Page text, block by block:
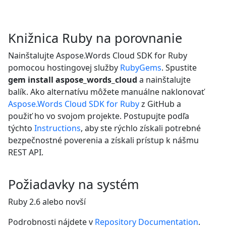
Knižnica Ruby na porovnanie
Nainštalujte Aspose.Words Cloud SDK for Ruby
pomocou hostingovej služby RubyGems. Spustite
gem install aspose_words_cloud a nainštalujte
balík. Ako alternatívu môžete manuálne naklonovať
Aspose.Words Cloud SDK for Rubyz GitHub a
použiť ho vo svojom projekte. Postupujte podľa
týchto Instructions, aby ste rýchlo získali potrebné
bezpečnostné poverenia a získali prístup k nášmu
REST API.
Požiadavky na systém
Ruby 2.6 alebo novší
Podrobnosti nájdete v Repository Documentation.